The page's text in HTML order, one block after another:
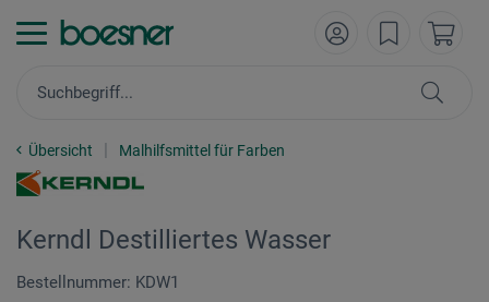
Übersicht Malhilfsmittel für Farben
Kerndl Destilliertes Wasser
Bestellnummer: KDW1